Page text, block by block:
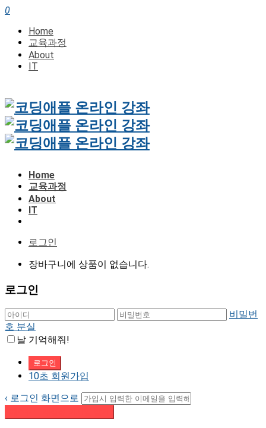
0
Home
교육과정
About
IT
Home
교육과정
About
IT
로그인
장바구니에 상품이 없습니다.
로그인
비밀번
호 분실
날 기억해줘!
10초 회원가입
‹ 로그인 화면으로